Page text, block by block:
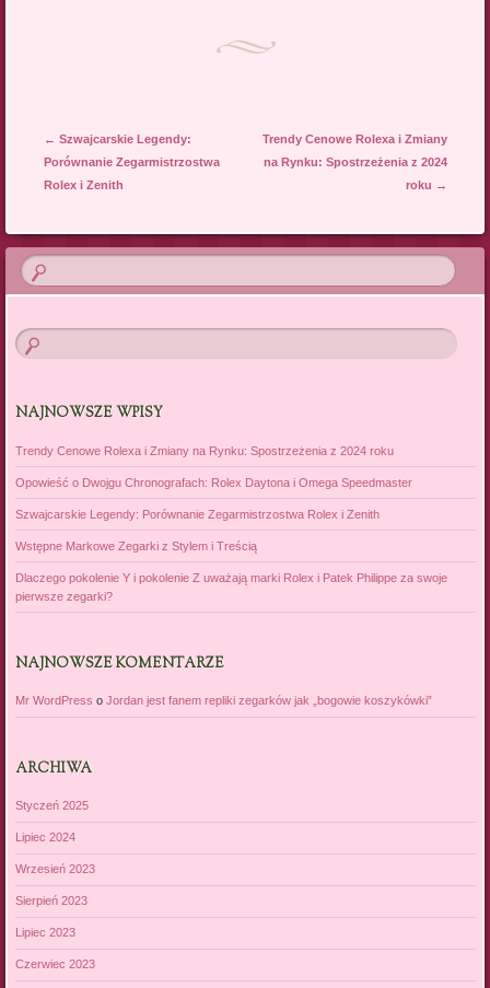
Post navigation
← Szwajcarskie Legendy:
Porównanie Zegarmistrzostwa
Rolex i Zenith
Trendy Cenowe Rolexa i Zmiany
na Rynku: Spostrzeżenia z 2024
roku →
NAJNOWSZE WPISY
Trendy Cenowe Rolexa i Zmiany na Rynku: Spostrzeżenia z 2024 roku
Opowieść o Dwojgu Chronografach: Rolex Daytona i Omega Speedmaster
Szwajcarskie Legendy: Porównanie Zegarmistrzostwa Rolex i Zenith
Wstępne Markowe Zegarki z Stylem i Treścią
Dlaczego pokolenie Y i pokolenie Z uważają marki Rolex i Patek Philippe za swoje
pierwsze zegarki?
NAJNOWSZE KOMENTARZE
Mr WordPress o Jordan jest fanem repliki zegarków jak „bogowie koszykówki”
ARCHIWA
Styczeń 2025
Lipiec 2024
Wrzesień 2023
Sierpień 2023
Lipiec 2023
Czerwiec 2023